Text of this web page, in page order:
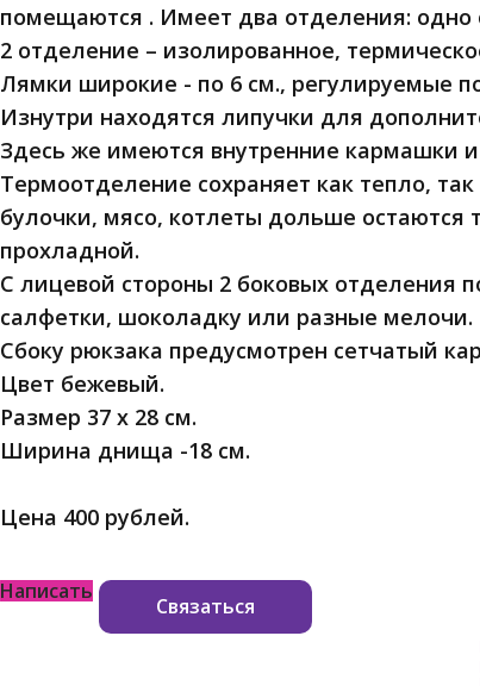
помещаются . Имеет два отделения:
2 отделение – изолированное,
Лямки широкие - по 6 см., регулируемые
Изнутри находятся липучки для
Здесь же имеются внутренние кармашки
Термоотделение сохраняет как тепло,
булочки, мясо, котлеты дольше
прохладной.
С лицевой стороны 2 боковых
салфетки, шоколадку или разные мелочи.
Сбоку рюкзака предусмотрен сетчатый
Цвет бежевый.
Размер 37 х 28 см.
Ширина днища -18 см.
Цена 400 рублей.
Написать
Связаться